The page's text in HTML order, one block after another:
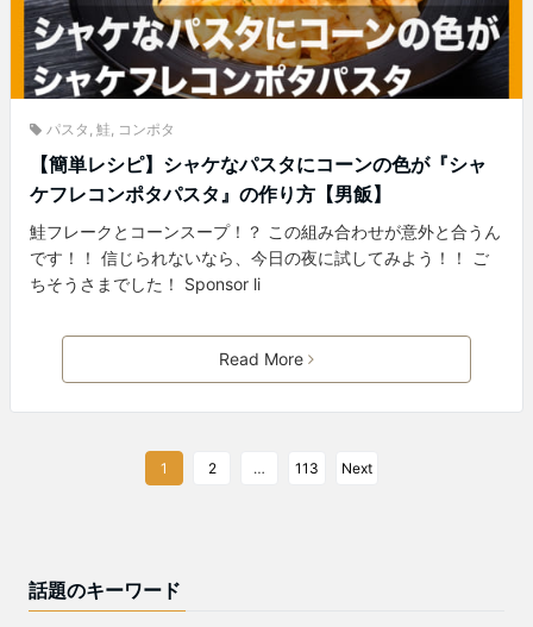
パスタ 鮭 コンポタ
【簡単レシピ】シャケなパスタにコーンの色が『シャ
ケフレコンポタパスタ』の作り方【男飯】
鮭フレークとコーンスープ！？ この組み合わせが意外と合うん
です！！ 信じられないなら、今日の夜に試してみよう！！ ご
ちそうさまでした！ Sponsor li
Read More
1 2 … 113 Next
話題のキーワード